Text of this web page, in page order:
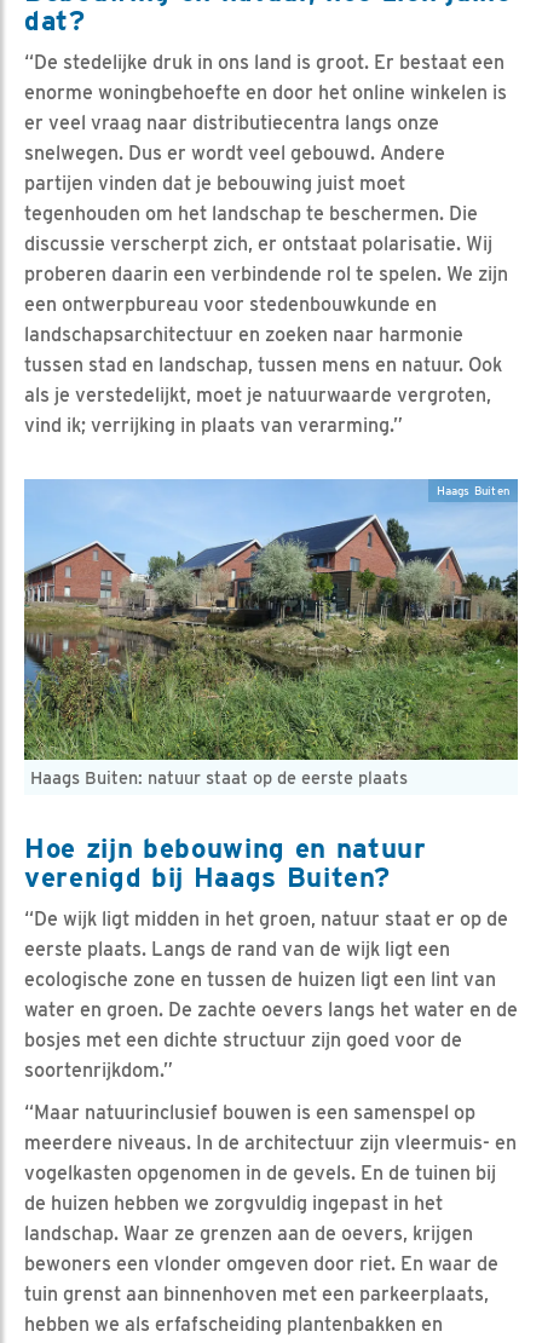
dat?
“De stedelijke druk in ons land is groot. Er bestaat een
enorme woningbehoefte en door het online winkelen is
er veel vraag naar distributiecentra langs onze
snelwegen. Dus er wordt veel gebouwd. Andere
partijen vinden dat je bebouwing juist moet
tegenhouden om het landschap te beschermen. Die
discussie verscherpt zich, er ontstaat polarisatie. Wij
proberen daarin een verbindende rol te spelen. We zijn
een ontwerpbureau voor stedenbouwkunde en
landschapsarchitectuur en zoeken naar harmonie
tussen stad en landschap, tussen mens en natuur. Ook
als je verstedelijkt, moet je natuurwaarde vergroten,
vind ik; verrijking in plaats van verarming.”
Haags Buiten: natuur staat op de eerste plaats
Haags Buiten
Hoe zijn bebouwing en natuur
verenigd bij Haags Buiten?
“De wijk ligt midden in het groen, natuur staat er op de
eerste plaats. Langs de rand van de wijk ligt een
ecologische zone en tussen de huizen ligt een lint van
water en groen. De zachte oevers langs het water en de
bosjes met een dichte structuur zijn goed voor de
soortenrijkdom.”
“Maar natuurinclusief bouwen is een samenspel op
meerdere niveaus. In de architectuur zijn vleermuis- en
vogelkasten opgenomen in de gevels. En de tuinen bij
de huizen hebben we zorgvuldig ingepast in het
landschap. Waar ze grenzen aan de oevers, krijgen
bewoners een vlonder omgeven door riet. En waar de
tuin grenst aan binnenhoven met een parkeerplaats,
hebben we als erfafscheiding plantenbakken en